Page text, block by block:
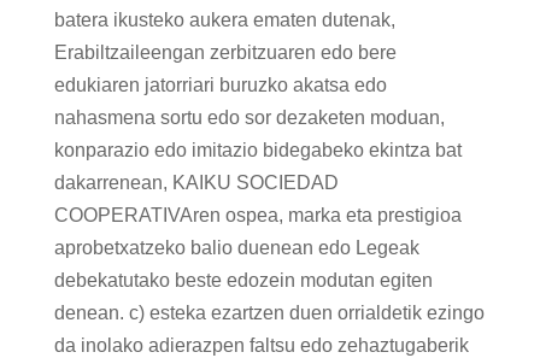
batera ikusteko aukera ematen dutenak,
Erabiltzaileengan zerbitzuaren edo bere
edukiaren jatorriari buruzko akatsa edo
nahasmena sortu edo sor dezaketen moduan,
konparazio edo imitazio bidegabeko ekintza bat
dakarrenean, KAIKU SOCIEDAD
COOPERATIVAren ospea, marka eta prestigioa
aprobetxatzeko balio duenean edo Legeak
debekatutako beste edozein modutan egiten
denean. c) esteka ezartzen duen orrialdetik ezingo
da inolako adierazpen faltsu edo zehaztugaberik